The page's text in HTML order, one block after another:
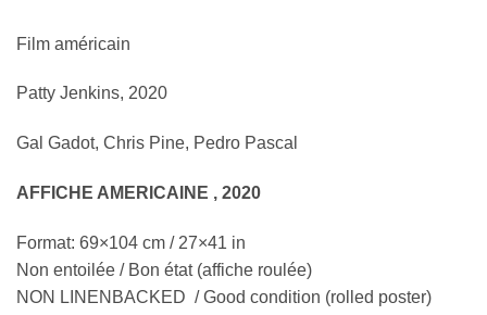
Film américain
Patty Jenkins, 2020
Gal Gadot, Chris Pine, Pedro Pascal
AFFICHE AMERICAINE , 2020
Format: 69×104 cm / 27×41 in
Non entoilée / Bon état (affiche roulée)
NON LINENBACKED / Good condition (rolled poster)